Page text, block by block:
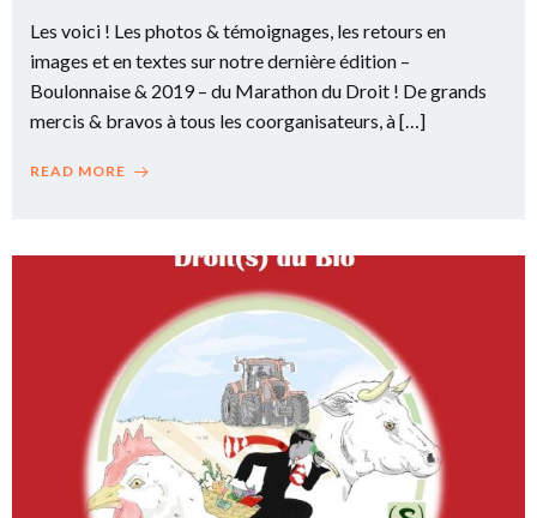
Les voici ! Les photos & témoignages, les retours en
images et en textes sur notre dernière édition –
Boulonnaise & 2019 – du Marathon du Droit ! De grands
mercis & bravos à tous les coorganisateurs, à […]
READ MORE